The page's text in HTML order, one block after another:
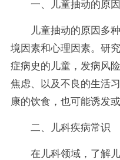
一、儿童抽动的原因
儿童抽动的原因多
境因素和心理因素。研
症病史的儿童，发病风
焦虑、以及不良的生活
康的饮食，也可能诱发
二、儿科疾病常识
在儿科领域，了解